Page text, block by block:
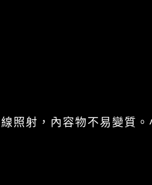
照射，內容物不易變質